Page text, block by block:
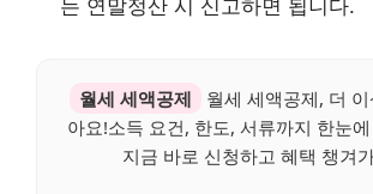
는 연말정산 시 신고하면 됩니다.
월세 세액공제
월세 세액공제, 더
아요!소득 요건, 한도, 서류까지 한눈
지금 바로 신청하고 혜택 챙겨